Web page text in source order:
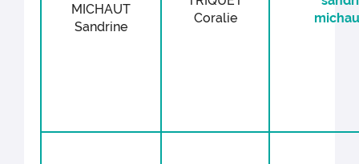
MICHAUT
Sandrine
Coralie